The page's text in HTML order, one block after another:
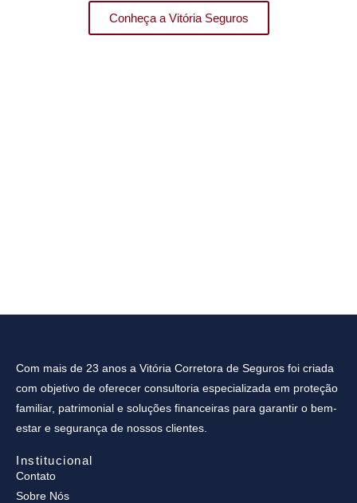
Conheça a Vitória Seguros
Com mais de 23 anos a Vitória Corretora de Seguros foi criada
com objetivo de oferecer consultoria especializada em proteção
familiar, patrimonial e soluções financeiras para garantir o bem-
estar e segurança de nossos clientes.
Institucional
Contato
Sobre Nós